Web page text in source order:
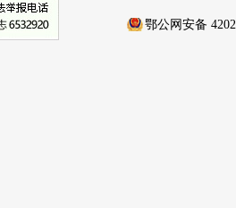
鄂公网安备